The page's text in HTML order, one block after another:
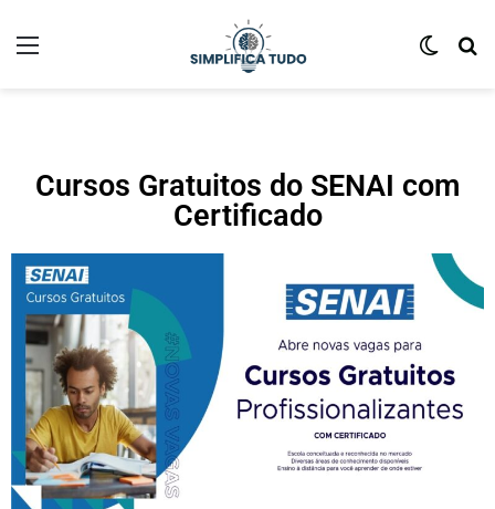
Cursos Gratuitos do SENAI com
Certificado